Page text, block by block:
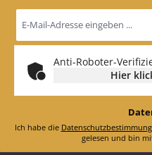
E-
Mail-
*
Anti-Roboter-
Hier
Ich habe die
gelesen und bin